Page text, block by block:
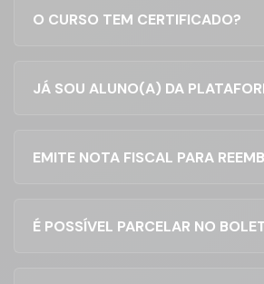
O CURSO TEM CERTIFICADO?
JÁ SOU ALUNO(A) DA
EMITE NOTA FISCAL PARA
É POSSÍVEL PARCELAR NO